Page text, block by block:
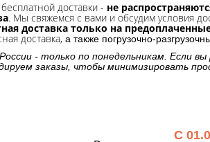
доставки - не
. Мы свяжемся с вами и обсудим условия
доставка только на
доставка, а также погрузочно-
- только по понедельникам. Если
заказы, чтобы минимизировать
С